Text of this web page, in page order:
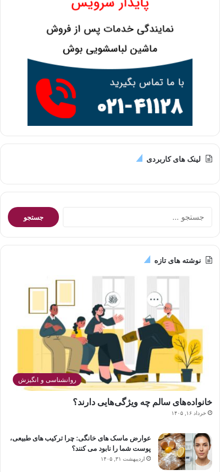
لینک های کاربردی
جستجو
برای:
نوشته های تازه
روانشناسی و انگیزش
خانواده‌های سالم چه ویژگی‌هایی دارند؟
خرداد ۱۶, ۱۴۰۵
عوارض ماسک های خانگی: چرا ترکیب های طبیعی،
پوست شما را نابود می کنند؟
اردیبهشت ۳۱, ۱۴۰۵